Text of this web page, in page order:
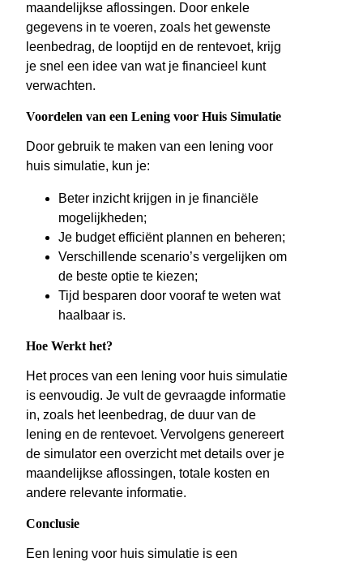
maandelijkse aflossingen. Door enkele
gegevens in te voeren, zoals het gewenste
leenbedrag, de looptijd en de rentevoet, krijg
je snel een idee van wat je financieel kunt
verwachten.
Voordelen van een Lening voor Huis Simulatie
Door gebruik te maken van een lening voor
huis simulatie, kun je:
Beter inzicht krijgen in je financiële
mogelijkheden;
Je budget efficiënt plannen en beheren;
Verschillende scenario’s vergelijken om
de beste optie te kiezen;
Tijd besparen door vooraf te weten wat
haalbaar is.
Hoe Werkt het?
Het proces van een lening voor huis simulatie
is eenvoudig. Je vult de gevraagde informatie
in, zoals het leenbedrag, de duur van de
lening en de rentevoet. Vervolgens genereert
de simulator een overzicht met details over je
maandelijkse aflossingen, totale kosten en
andere relevante informatie.
Conclusie
Een lening voor huis simulatie is een